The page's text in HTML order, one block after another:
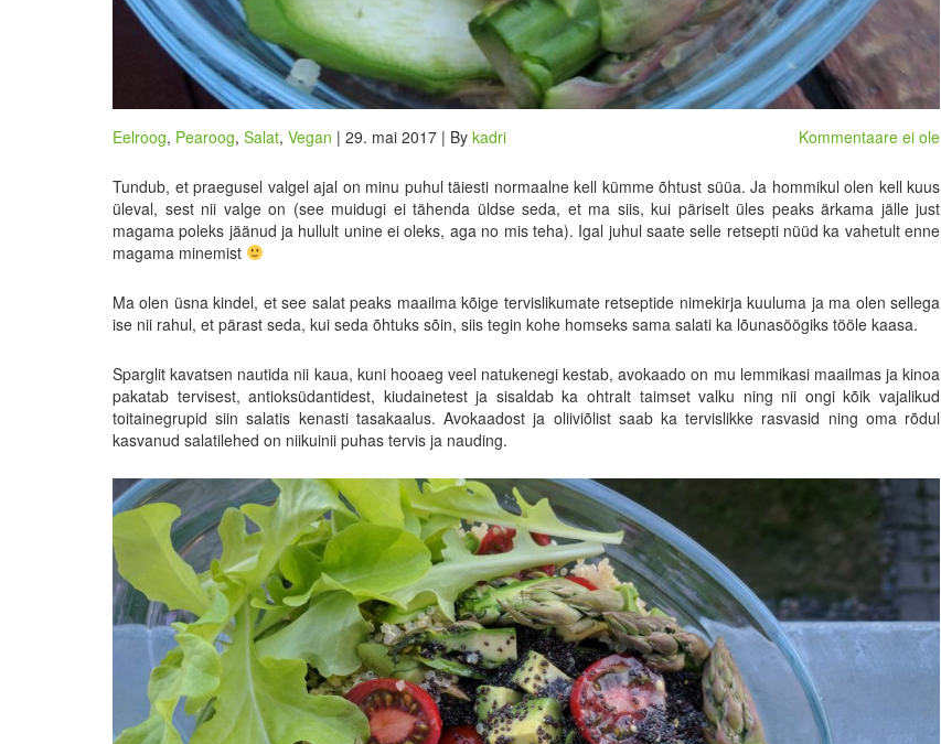
Eelroog, Pearoog, Salat, Vegan | 29. mai 2017 | By kadri Kommentaare ei ole
Tundub, et praegusel valgel ajal on minu puhul täiesti normaalne kell kümme õhtust süüa. Ja hommikul olen kell kuus
üleval, sest nii valge on (see muidugi ei tähenda üldse seda, et ma siis, kui päriselt üles peaks ärkama jälle just
magama poleks jäänud ja hullult unine ei oleks, aga no mis teha). Igal juhul saate selle retsepti nüüd ka vahetult enne
magama minemist
Ma olen üsna kindel, et see salat peaks maailma kõige tervislikumate retseptide nimekirja kuuluma ja ma olen sellega
ise nii rahul, et pärast seda, kui seda õhtuks sõin, siis tegin kohe homseks sama salati ka lõunasöögiks tööle kaasa.
Sparglit kavatsen nautida nii kaua, kuni hooaeg veel natukenegi kestab, avokaado on mu lemmikasi maailmas ja kinoa
pakatab tervisest, antioksüdantidest, kiudainetest ja sisaldab ka ohtralt taimset valku ning nii ongi kõik vajalikud
toitainegrupid siin salatis kenasti tasakaalus. Avokaadost ja oliiviõlist saab ka tervislikke rasvasid ning oma rõdul
kasvanud salatilehed on niikuinii puhas tervis ja nauding.